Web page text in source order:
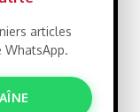
Sall défie
qui rebat
articles
WhatsApp.